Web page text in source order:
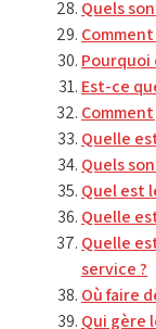
Quels
Pourquoi
Est-ce
Quelle
Quels
Quel est
Quelle
Quelle
service ?
Où faire
Qui gère